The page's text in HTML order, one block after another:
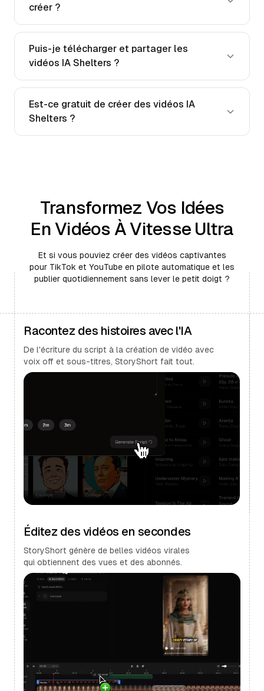
créer ?
Puis-je télécharger et partager les
vidéos IA Shelters ?
Est-ce gratuit de créer des vidéos IA
Shelters ?
Transformez Vos Idées
En Vidéos À Vitesse Ultra
Et si vous pouviez créer des vidéos captivantes
pour TikTok et YouTube en pilote automatique et les
publier quotidiennement sans lever le petit doigt ?
Racontez des histoires avec l'IA
De l'écriture du script à la création de vidéo avec
voix off et sous-titres, StoryShort fait tout.
Éditez des vidéos en secondes
StoryShort génère de belles vidéos virales
qui obtiennent des vues et des abonnés.